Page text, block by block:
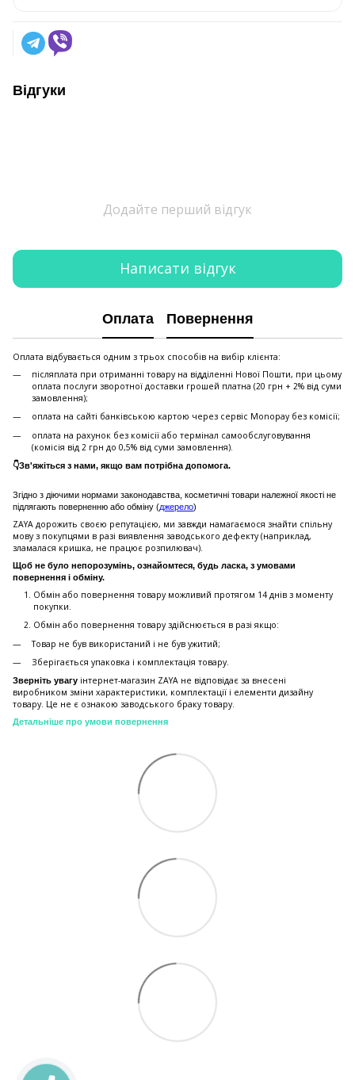
Відгуки
Додайте перший відгук
Написати відгук
Оплата Повернення
Оплата відбувається одним з трьох способів на вибір клієнта:
післяплата при отриманні товару на відділенні Нової Пошти, при цьому
оплата послуги зворотної доставки грошей платна (20 грн + 2% від суми
замовлення);
оплата на сайті банківською картою через сервіс Monopay без комісії;
оплата на рахунок без комісії або термінал самообслуговування
(комісія від 2 грн до 0,5% від суми замовлення).
👇Зв'яжіться з нами, якщо вам потрібна допомога.
Згідно з діючими нормами законодавства, косметичні товари належної якості не
підлягають поверненню або обміну (джерело)
ZAYA дорожить своєю репутацією, ми завжди намагаємося знайти спільну
мову з покупцями в разі виявлення заводського дефекту (наприклад,
зламалася кришка, не працює розпилювач).
Щоб не було непорозумінь, ознайомтеся, будь ласка, з умовами
повернення і обміну.
Обмін або повернення товару можливий протягом 14 днів з моменту
покупки.
Обмiн або повернення товару здійснюється в разі якщо:
Товар не був використаний і не був ужитий;
Зберiгається упаковка і комплектація товару.
Зверніть увагу інтернет-магазин ZAYA не відповідає за внесені
виробником зміни характеристики, комплектації і елементи дизайну
товару. Це не є ознакою заводського браку товару.
Детальніше про умови повернення